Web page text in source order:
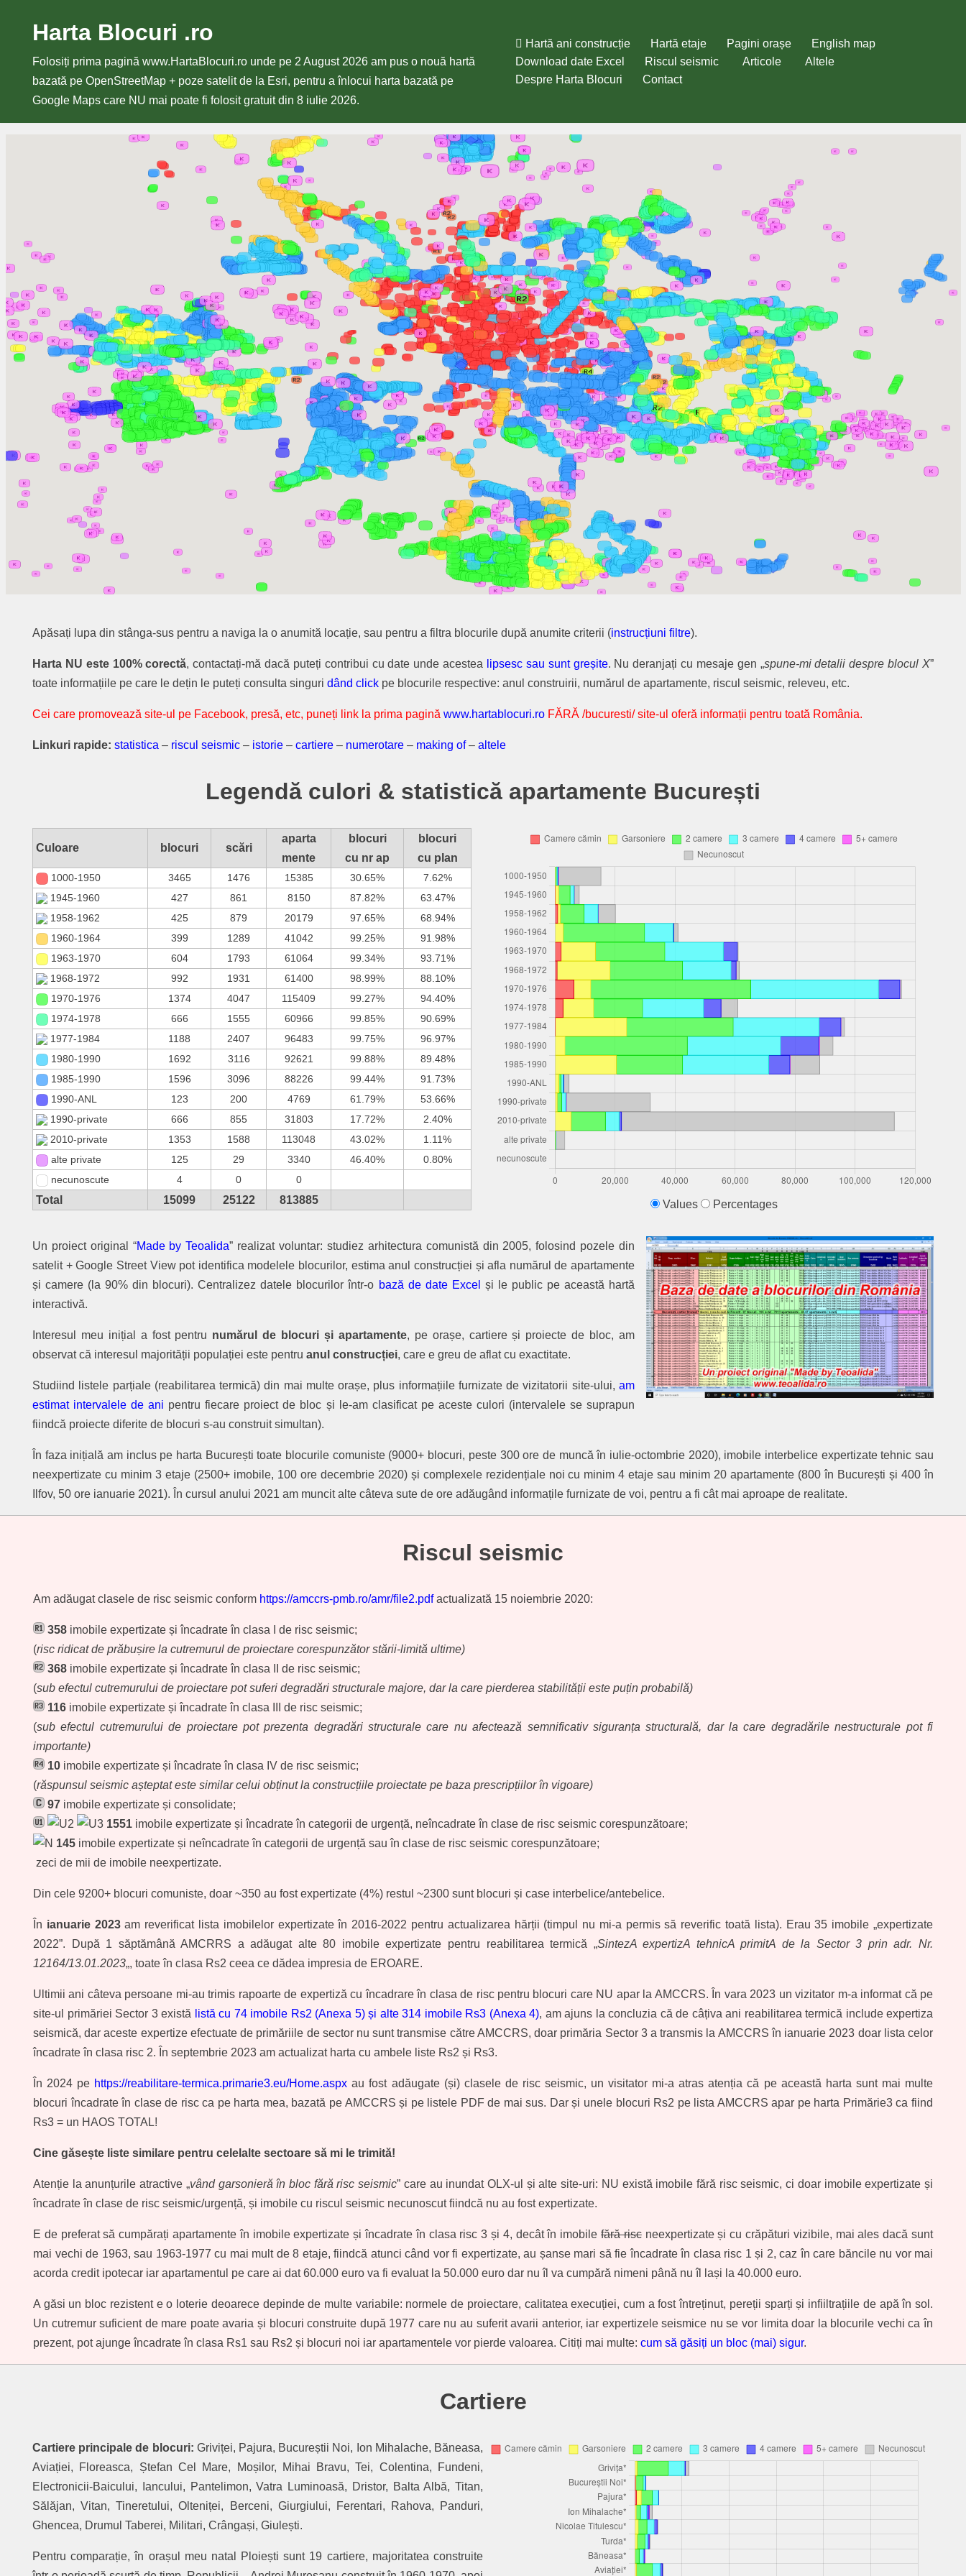
conținut
Harta Blocuri .ro
Folosiți prima pagină www.HartaBlocuri.ro unde pe 2 August 2026 am pus o nouă hartă
bazată pe OpenStreetMap + poze satelit de la Esri, pentru a înlocui harta bazată pe
Google Maps care NU mai poate fi folosit gratuit din 8 iulie 2026.
Hartă ani construcție Hartă etaje Pagini orașe
English map
Download date Excel
Riscul seismic Articole
Altele
Despre Harta Blocuri
Contact
Apăsați lupa din stânga-sus pentru a naviga la o anumită locație, sau pentru a filtra blocurile după anumite criterii (instrucțiuni filtre).
Harta NU este 100% corectă, contactați-mă dacă puteți contribui cu date unde acestea lipsesc sau sunt greșite. Nu deranjați cu mesaje gen „spune-mi detalii despre blocul X”
toate informațiile pe care le dețin le puteți consulta singuri dând click pe blocurile respective: anul construirii, numărul de apartamente, riscul seismic, releveu, etc.
Cei care promovează site-ul pe Facebook, presă, etc, puneți link la prima pagină www.hartablocuri.ro FĂRĂ /bucuresti/ site-ul oferă informații pentru toată România.
Linkuri rapide: statistica – riscul seismic – istorie – cartiere – numerotare – making of– altele
Legendă culori & statistică apartamente București
Culoare blocuri scări
aparta
mente
blocuri
cu nr ap
blocuri
cu plan
1000-1950 3465 1476 15385 30.65%
7.62%
1945-1960
427 861 8150 87.82%
63.47%
1958-1962
425 879 20179 97.65%
68.94%
1960-1964
399 1289 41042 99.25%
91.98%
1963-1970
604 1793 61064 99.34%
93.71%
1968-1972
992 1931 61400 98.99%
88.10%
1970-1976
1374 4047 115409 99.27%
94.40%
1974-1978
666 1555 60966 99.85%
90.69%
1977-1984
1188 2407 96483 99.75%
96.97%
1980-1990
1692 3116 92621 99.88%
89.48%
1985-1990
1596 3096 88226 99.44%
91.73%
1990-ANL
123 200 4769 61.79%
53.66%
1990-private
666 855 31803 17.72%
2.40%
2010-private
1353 1588 113048 43.02%
1.11%
alte private
125 29 3340 46.40%
0.80%
necunoscute
4 0 0
Total 15099 25122 813885 Values Percentages
Un proiect original “Made by Teoalida” realizat voluntar: studiez arhitectura comunistă din 2005, folosind pozele din
satelit + Google Street View pot identifica modelele blocurilor, estima anul construcției și afla numărul de apartamente
și camere (la 90% din blocuri). Centralizez datele blocurilor într-o bază de date Excel și le public pe această hartă
interactivă.
Interesul meu inițial a fost pentru numărul de blocuri și apartamente, pe orașe, cartiere și proiecte de bloc, am
observat că interesul majorității populației este pentru anul construcției, care e greu de aflat cu exactitate.
Studiind listele parțiale (reabilitarea termică) din mai multe orașe, plus informațiile furnizate de vizitatorii site-ului, am
estimat intervalele de ani pentru fiecare proiect de bloc și le-am clasificat pe aceste culori (intervalele se suprapun
fiindcă proiecte diferite de blocuri s-au construit simultan).
În faza inițială am inclus pe harta București toate blocurile comuniste (9000+ blocuri, peste 300 ore de muncă în iulie-octombrie 2020), imobile interbelice expertizate tehnic sau
neexpertizate cu minim 3 etaje (2500+ imobile, 100 ore decembrie 2020) și complexele rezidențiale noi cu minim 4 etaje sau minim 20 apartamente (800 în București și 400 în
Ilfov, 50 ore ianuarie 2021). În cursul anului 2021 am muncit alte câteva sute de ore adăugând informațile furnizate de voi, pentru a fi cât mai aproape de realitate.
Riscul seismic
Am adăugat clasele de risc seismic conform https://amccrs-pmb.ro/amr/file2.pdfactualizată 15 noiembrie 2020:
358 imobile expertizate și încadrate în clasa I de risc seismic;
(risc ridicat de prăbușire la cutremurul de proiectare corespunzător stării-limită ultime)
368 imobile expertizate și încadrate în clasa II de risc seismic;
(sub efectul cutremurului de proiectare pot suferi degradări structurale majore, dar la care pierderea stabilității este puțin probabilă)
116 imobile expertizate și încadrate în clasa III de risc seismic;
(sub efectul cutremurului de proiectare pot prezenta degradări structurale care nu afectează semnificativ siguranța structurală, dar la care degradările nestructurale pot fi
importante)
10 imobile expertizate și încadrate în clasa IV de risc seismic;
(răspunsul seismic așteptat este similar celui obținut la construcțiile proiectate pe baza prescripțiilor în vigoare)
97 imobile expertizate și consolidate;
1551 imobile expertizate și încadrate în categorii de urgență, neîncadrate în clase de risc seismic corespunzătoare;
145 imobile expertizate și neîncadrate în categorii de urgență sau în clase de risc seismic corespunzătoare;
zeci de mii de imobile neexpertizate.
Din cele 9200+ blocuri comuniste, doar ~350 au fost expertizate (4%) restul ~2300 sunt blocuri și case interbelice/antebelice.
În ianuarie 2023am reverificat lista imobilelor expertizate în 2016-2022 pentru actualizarea hărții (timpul nu mi-a permis să reverific toată lista). Erau 35 imobile „expertizate
2022”. După 1 săptămână AMCRRS a adăugat alte 80 imobile expertizate pentru reabilitarea termică „SintezA expertizA tehnicA primitA de la Sector 3 prin adr. Nr.
12164/13.01.2023„, toate în clasa Rs2 ceea ce dădea impresia de EROARE.
Ultimii ani câteva persoane mi-au trimis rapoarte de expertiză cu încadrare în clasa de risc pentru blocuri care NU apar la AMCCRS. În vara 2023 un vizitator m-a informat că pe
site-ul primăriei Sector 3 există
listă cu 74 imobile Rs2 (Anexa 5) și alte 314 imobile Rs3 (Anexa 4), am ajuns la concluzia că de câțiva ani reabilitarea termică include expertiza
seismică, dar aceste expertize efectuate de primăriile de sector nu sunt transmise către AMCCRS, doar primăria Sector 3 a transmis la AMCCRS în ianuarie 2023 doar lista celor
încadrate în clasa risc 2. În septembrie 2023 am actualizat harta cu ambele liste Rs2 și Rs3.
În 2024 pe https://reabilitare-termica.primarie3.eu/Home.aspx au fost adăugate (și) clasele de risc seismic, un visitator mi-a atras atenția că pe această harta sunt mai multe
blocuri încadrate în clase de risc ca pe harta mea, bazată pe AMCCRS și pe listele PDF de mai sus. Dar și unele blocuri Rs2 pe lista AMCCRS apar pe harta Primărie3 ca fiind
Rs3 = un HAOS TOTAL!
Cine găsește liste similare pentru celelalte sectoare să mi le trimită!
Atenție la anunțurile atractive „vând garsonieră în bloc fără risc seismic” care au inundat OLX-ul și alte site-uri: NU există imobile fără risc seismic, ci doar imobile expertizate și
încadrate în clase de risc seismic/urgență, și imobile cu riscul seismic necunoscut fiindcă nu au fost expertizate.
E de preferat să cumpărați apartamente în imobile expertizate și încadrate în clasa risc 3 și 4, decât în imobile fără riscneexpertizate și cu crăpături vizibile, mai ales dacă sunt
mai vechi de 1963, sau 1963-1977 cu mai mult de 8 etaje, fiindcă atunci când vor fi expertizate, au șanse mari să fie încadrate în clasa risc 1 și 2, caz în care băncile nu vor mai
acorda credit ipotecar iar apartamentul pe care ai dat 60.000 euro va fi evaluat la 50.000 euro dar nu îl va cumpără nimeni până nu îl lași la 40.000 euro.
A găsi un bloc rezistent e o loterie deoarece depinde de multe variabile: normele de proiectare, calitatea execuției, cum a fost întreținut, pereții sparți și infiiltrațiile de apă în sol.
Un cutremur suficient de mare poate avaria și blocuri construite după 1977 care nu au suferit avarii anterior, iar expertizele seismice nu se vor limita doar la blocurile vechi ca în
prezent, pot ajunge încadrate în clasa Rs1 sau Rs2 și blocuri noi iar apartamentele vor pierde valoarea. Citiți mai multe: cum să găsiți un bloc (mai) sigur.
Cartiere
Cartiere principale de blocuri: Griviței, Pajura, Bucureștii Noi, Ion Mihalache, Băneasa,
Aviației, Floreasca, Ștefan Cel Mare, Moșilor, Mihai Bravu, Tei, Colentina, Fundeni,
Electronicii-Baicului, Iancului, Pantelimon, Vatra Luminoasă, Dristor, Balta Albă, Titan,
Sălăjan, Vitan, Tineretului, Olteniței, Berceni, Giurgiului, Ferentari, Rahova, Panduri,
Ghencea, Drumul Taberei, Militari, Crângași, Giulești.
Pentru comparație, în orașul meu natal Ploiești sunt 19 cartiere, majoritatea construite